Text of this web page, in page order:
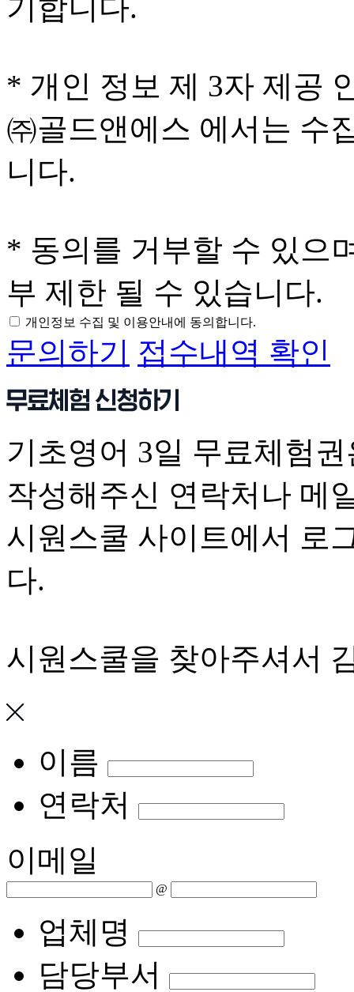
기합니다.
* 개인 정보 제 3자 제공
㈜골드앤에스 에서는 수
니다.
* 동의를 거부할 수 있으
부 제한 될 수 있습니다.
개인정보 수집 및 이용안내에 동의합니다.
문의하기 접수내역 확인
기초영어 3일 무료체험권
작성해주신 연락처나 메
시원스쿨 사이트에서 로
다.
시원스쿨을 찾아주셔서
이름
연락처
이메일
@
업체명
담당부서